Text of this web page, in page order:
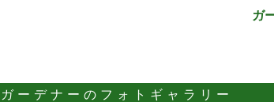
ガ
ガーデナーのフォトギャラリー